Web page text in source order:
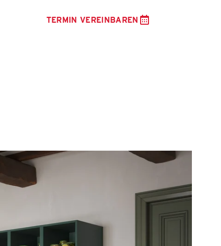
TERMIN VEREINBAREN